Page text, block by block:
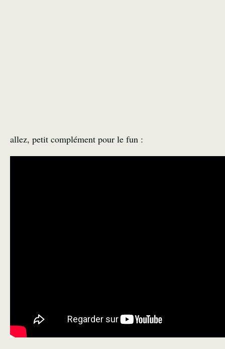
allez, petit complément pour le fun :